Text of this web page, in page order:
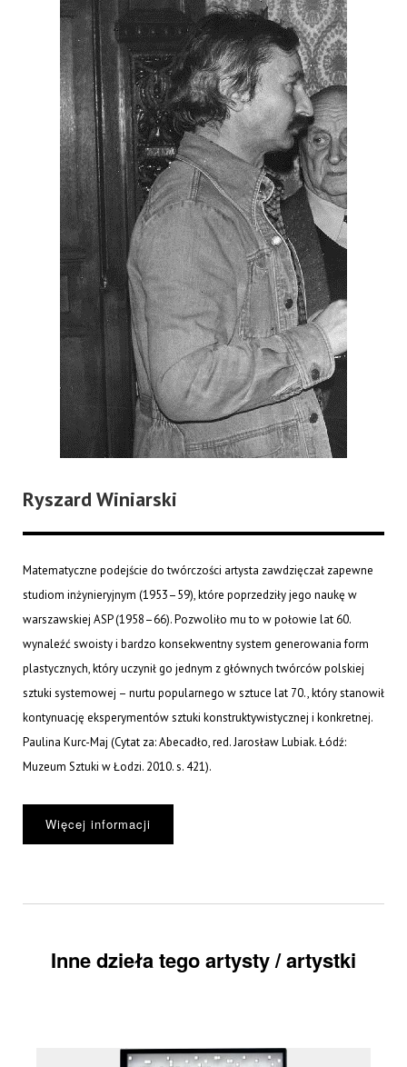
Ryszard Winiarski
Matematyczne podejście do twórczości artysta zawdzięczał zapewne
studiom inżynieryjnym (1953–59), które poprzedziły jego naukę w
warszawskiej ASP (1958–66). Pozwoliło mu to w połowie lat 60.
wynaleźć swoisty i bardzo konsekwentny system generowania form
plastycznych, który uczynił go jednym z głównych twórców polskiej
sztuki systemowej – nurtu popularnego w sztuce lat 70., który stanowił
kontynuację eksperymentów sztuki konstruktywistycznej i konkretnej.
Paulina Kurc-Maj (Cytat za: Abecadło, red. Jarosław Lubiak. Łódź:
Muzeum Sztuki w Łodzi. 2010. s. 421).
Więcej informacji
Inne dzieła tego artysty / artystki